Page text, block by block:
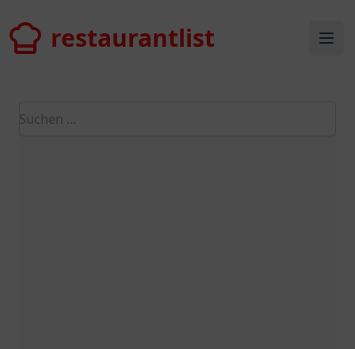
restaurantlistrestaurantlist